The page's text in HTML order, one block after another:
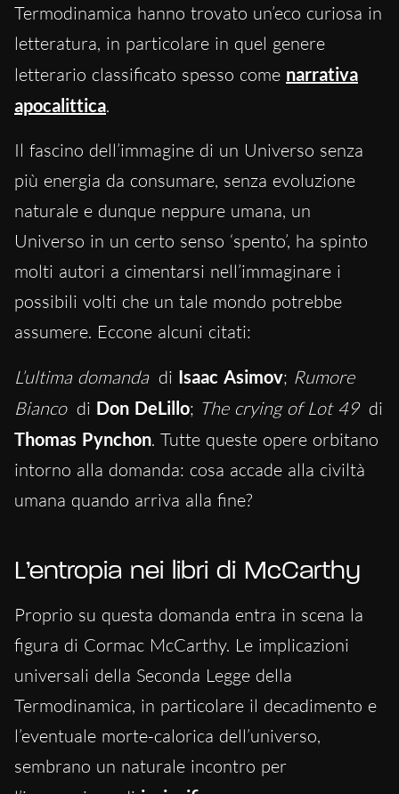
Termodinamica hanno trovato un’eco curiosa in
letteratura, in particolare in quel genere
letterario classificato spesso come narrativa
apocalittica.
Il fascino dell’immagine di un Universo senza
più energia da consumare, senza evoluzione
naturale e dunque neppure umana, un
Universo in un certo senso ‘spento’, ha spinto
molti autori a cimentarsi nell’immaginare i
possibili volti che un tale mondo potrebbe
assumere. Eccone alcuni citati:
L’ultima domanda di Isaac Asimov; Rumore
Bianco di Don DeLillo; The crying of Lot 49 di
Thomas Pynchon. Tutte queste opere orbitano
intorno alla domanda: cosa accade alla civiltà
umana quando arriva alla fine?
L’entropia nei libri di McCarthy
Proprio su questa domanda entra in scena la
figura di Cormac McCarthy. Le implicazioni
universali della Seconda Legge della
Termodinamica, in particolare il decadimento e
l’eventuale morte-calorica dell’universo,
sembrano un naturale incontro per